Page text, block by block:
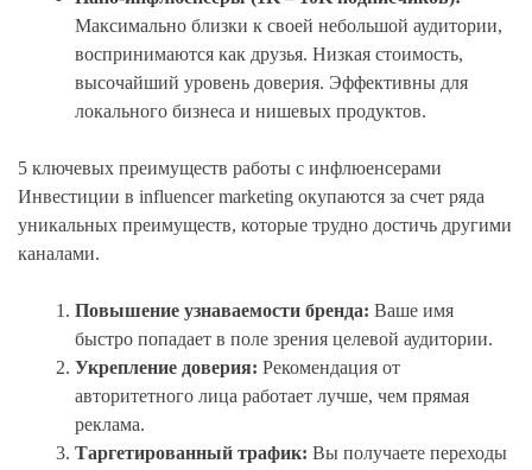
Максимально близки к своей небольшой аудитории,
воспринимаются как друзья. Низкая стоимость,
высочайший уровень доверия. Эффективны для
локального бизнеса и нишевых продуктов.
5 ключевых преимуществ работы с инфлюенсерами
Инвестиции в influencer marketing окупаются за счет ряда
уникальных преимуществ, которые трудно достичь другими
каналами.
Повышение узнаваемости бренда: Ваше имя
быстро попадает в поле зрения целевой аудитории.
Укрепление доверия: Рекомендация от
авторитетного лица работает лучше, чем прямая
реклама.
Таргетированный трафик: Вы получаете переходы